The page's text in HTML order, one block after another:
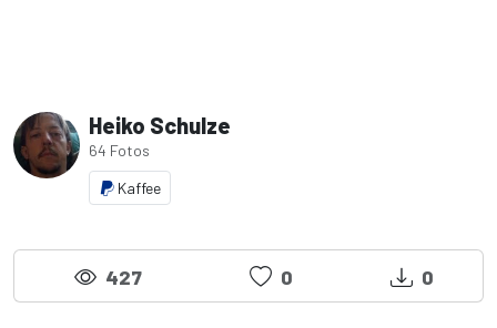
Heiko Schulze
64 Fotos
Kaffee
427 0 0